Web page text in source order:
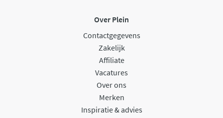
Over Plein
Contactgegevens
Zakelijk
Affiliate
Vacatures
Over ons
Merken
Inspiratie & advies